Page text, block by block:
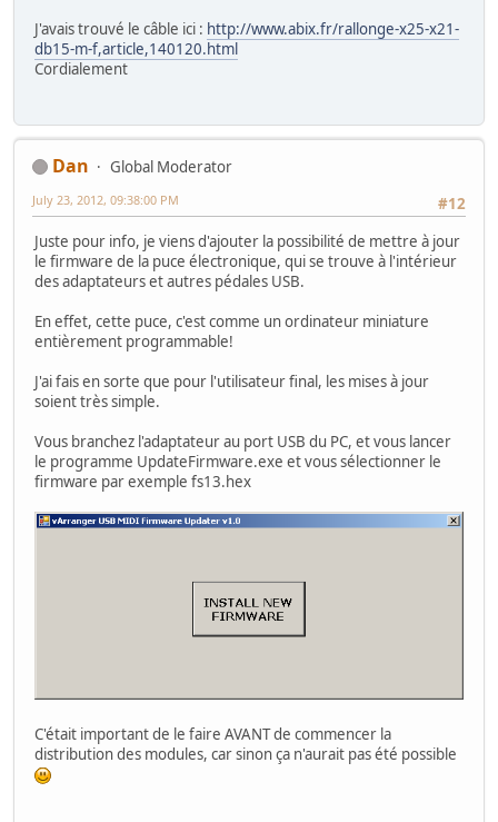
J'avais trouvé le câble ici : http://www.abix.fr/rallonge-x25-x21-
db15-m-f,article,140120.html
Cordialement
Dan
Global Moderator
#12
July 23, 2012, 09:38:00 PM
Juste pour info, je viens d'ajouter la possibilité de mettre à jour
le firmware de la puce électronique, qui se trouve à l'intérieur
des adaptateurs et autres pédales USB.
En effet, cette puce, c'est comme un ordinateur miniature
entièrement programmable!
J'ai fais en sorte que pour l'utilisateur final, les mises à jour
soient très simple.
Vous branchez l'adaptateur au port USB du PC, et vous lancer
le programme UpdateFirmware.exe et vous sélectionner le
firmware par exemple fs13.hex
C'était important de le faire AVANT de commencer la
distribution des modules, car sinon ça n'aurait pas été possible